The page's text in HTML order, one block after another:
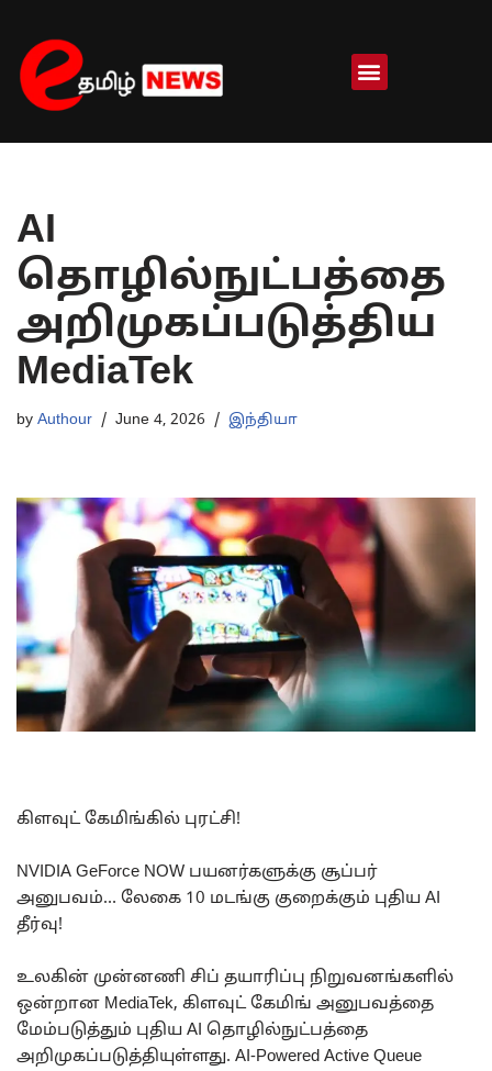
Skip
to
content
AI
தொழில்நுட்பத்தை
அறிமுகப்படுத்திய
MediaTek
by Authour June 4, 2026 இந்தியா
கிளவுட் கேமிங்கில் புரட்சி!
NVIDIA GeForce NOW பயனர்களுக்கு சூப்பர்
அனுபவம்… லேகை 10 மடங்கு குறைக்கும் புதிய AI
தீர்வு!
உலகின் முன்னணி சிப் தயாரிப்பு நிறுவனங்களில்
ஒன்றான MediaTek, கிளவுட் கேமிங் அனுபவத்தை
மேம்படுத்தும் புதிய AI தொழில்நுட்பத்தை
அறிமுகப்படுத்தியுள்ளது. AI-Powered Active Queue